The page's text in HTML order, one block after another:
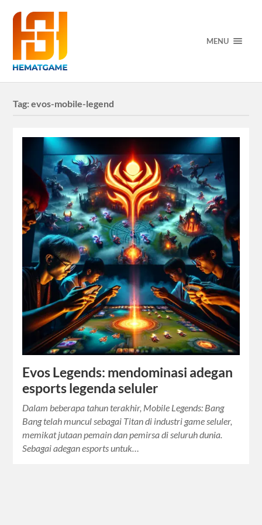
MENU
Tag:evos-mobile-legend
Evos Legends: mendominasi adegan
esports legenda seluler
Dalam beberapa tahun terakhir, Mobile Legends: Bang
Bang telah muncul sebagai Titan di industri game seluler,
memikat jutaan pemain dan pemirsa di seluruh dunia.
Sebagai adegan esports untuk…